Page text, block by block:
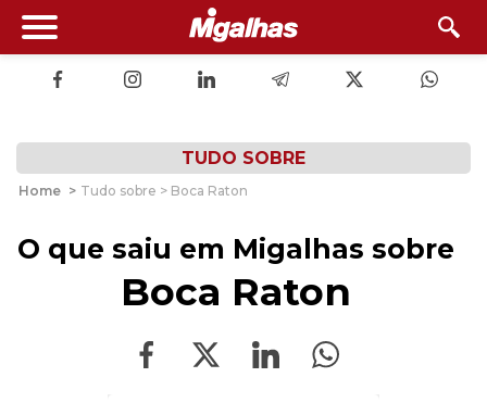
TUDO SOBRE
Home > Tudo sobre > Boca Raton
O que saiu em Migalhas sobre
Boca Raton